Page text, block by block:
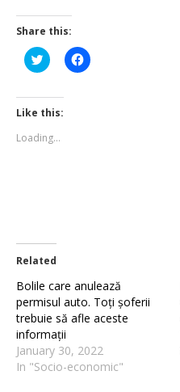
Share this:
Click
to
Twitter
(Opens
in
window)
Click
to
Like this:
Loading...
Related
Bolile care anulează
permisul auto. Toți șoferii
trebuie să afle aceste
informații
January 30, 2022
In "Socio-economic"